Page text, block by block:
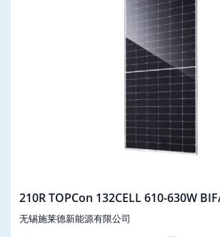
210R
无锡施莱德新能源有限公司